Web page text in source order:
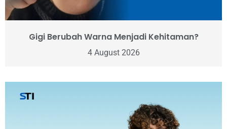
Gigi Berubah Warna Menjadi Kehitaman?
4 August 2026